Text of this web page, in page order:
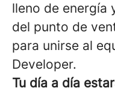
lleno de energía
del punto de
para unirse al
Developer.
Tu día a día